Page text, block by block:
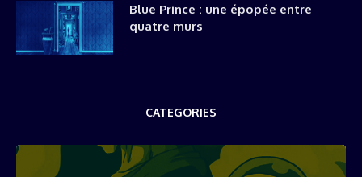
Blue Prince : une épopée entre
quatre murs
CATEGORIES